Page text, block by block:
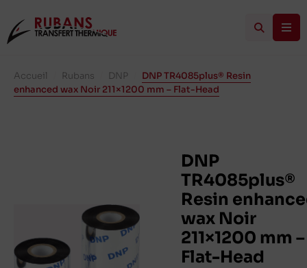
Accueil Rubans DNP
DNP TR4085plus® Resin
enhanced wax Noir 211×1200 mm – Flat-Head
DNP
TR4085plus®
Resin
wax Noir
211×1200 mm –
Flat-Head